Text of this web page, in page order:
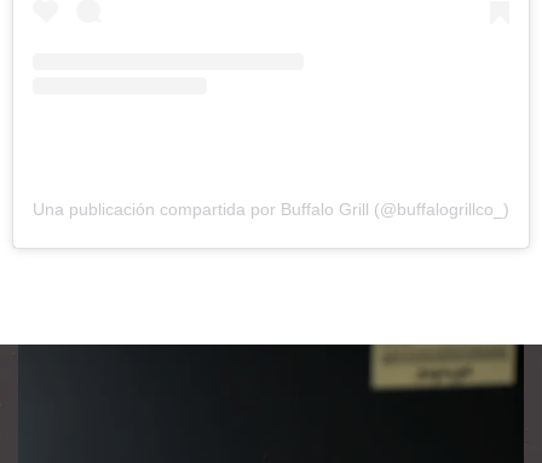
Una publicación compartida por Buffalo Grill (@buffalogrillco_)